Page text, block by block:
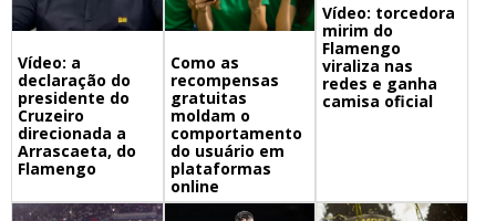
Vídeo: a
declaração do
presidente do
Cruzeiro
direcionada a
Arrascaeta, do
Flamengo
Como as
recompensas
gratuitas
moldam o
comportamento
do usuário em
plataformas
online
Vídeo: torcedora
mirim do
Flamengo
viraliza nas
redes e ganha
camisa oficial